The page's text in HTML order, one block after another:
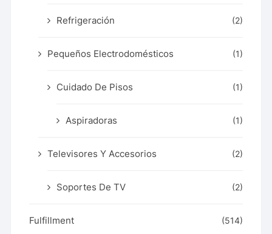
Refrigeración (2)
Pequeños Electrodomésticos (1)
Cuidado De Pisos (1)
Aspiradoras (1)
Televisores Y Accesorios (2)
Soportes De TV (2)
Fulfillment (514)